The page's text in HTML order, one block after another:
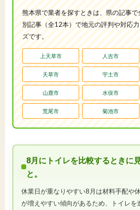
熊本県で業者を探すときは、県の記事
別記事（全12本）で地元の評判や対応
ズです。
上天草市 人吉市
天草市 宇土市
山鹿市 水俣市
荒尾市 菊池市
8月にトイレを比較するときに
と。
休業日が重なりやすい8月は材料手配や
が増えやすい傾向があるため、トイレを